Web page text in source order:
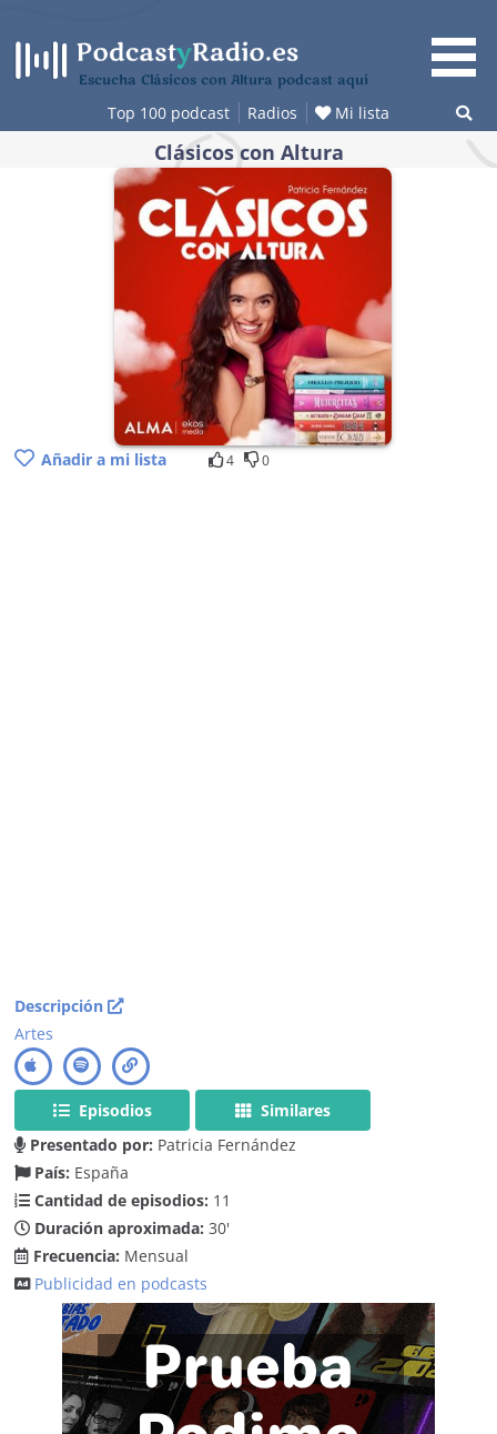
contenido
Escucha Clásicos con Altura podcast aquí
Top 100 podcast Radios Mi lista
Clásicos con Altura
Añadir a mi lista 4 0
Descripción
Artes
Episodios
Similares
Presentado por: Patricia Fernández
País: España
Cantidad de episodios: 11
Duración aproximada: 30'
Frecuencia: Mensual
Publicidad en podcasts